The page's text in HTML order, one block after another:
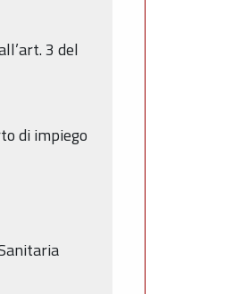
3 del
di impiego